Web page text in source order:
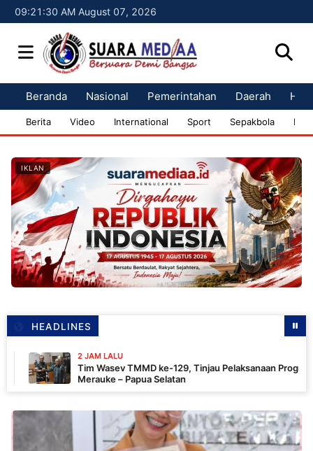
09:21:31 AM August 07, 2026
Beranda Nasional Pemerintahan Daerah
Berita Video International Sport Sepakbola
IKLAN
HEADLINES
2 JAM LALU
Tim Wasev TMMD ke-129, Tinjau Pelaksanaan Program Di
Merauke – Papua Selatan